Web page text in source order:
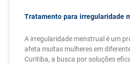
Tratamento para irregularidade
A irregularidade menstrual é um
afeta muitas mulheres em
Curitiba, a busca por soluções